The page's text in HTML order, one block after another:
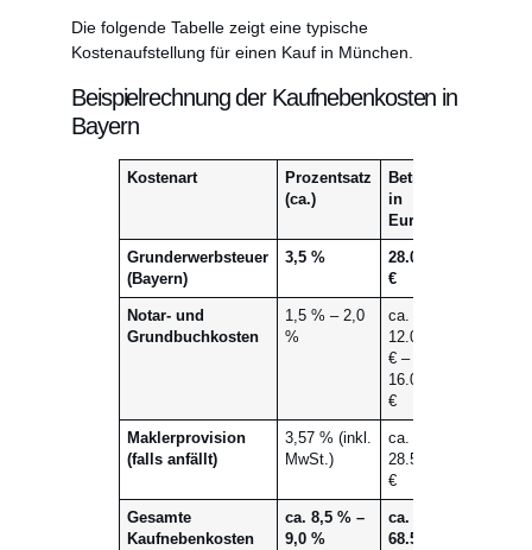
Die folgende Tabelle zeigt eine typische
Kostenaufstellung für einen Kauf in München.
Beispielrechnung der Kaufnebenkosten in
Bayern
Kostenart
Prozentsatz
(ca.)
Betrag
in
Euro
Grunderwerbsteuer
(Bayern)
3,5 %
28.000
€
Notar- und
Grundbuchkosten
1,5 % – 2,0
%
ca.
12.000
€ –
16.000
€
Maklerprovision
(falls anfällt)
3,57 % (inkl.
MwSt.)
ca.
28.560
€
Gesamte
Kaufnebenkosten
ca. 8,5 % –
9,0 %
ca.
68.560